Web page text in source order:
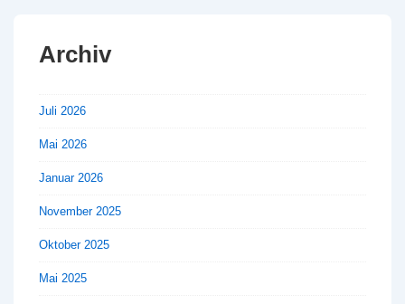
Archiv
Juli 2026
Mai 2026
Januar 2026
November 2025
Oktober 2025
Mai 2025